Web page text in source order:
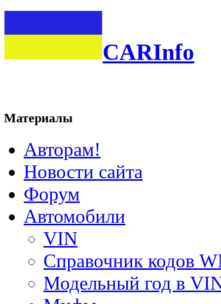
CARInfo
Материалы
Авторам!
Новости сайта
Форум
Автомобили
VIN
Справочник кодов
Модельный год в